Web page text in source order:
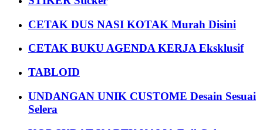
CETAK DUS NASI KOTAK Murah Disini
CETAK BUKU AGENDA KERJA Eksklusif
TABLOID
UNDANGAN UNIK CUSTOME Desain Sesuai
Selera